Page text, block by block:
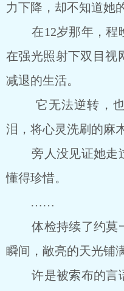
力下降，却不知道她
在12岁那年，程晚
在强光照射下双目视
减退的生活。
它无法逆转，也
泪，将心灵洗刷的麻
旁人没见证她走过
懂得珍惜。
……
体检持续了约莫一
瞬间，敞亮的天光铺
许是被索布的言